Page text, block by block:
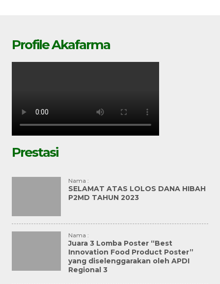
Profile Akafarma
Prestasi
Nama :
SELAMAT ATAS LOLOS DANA HIBAH
P2MD TAHUN 2023
Nama :
Juara 3 Lomba Poster “Best
Innovation Food Product Poster”
yang diselenggarakan oleh APDI
Regional 3